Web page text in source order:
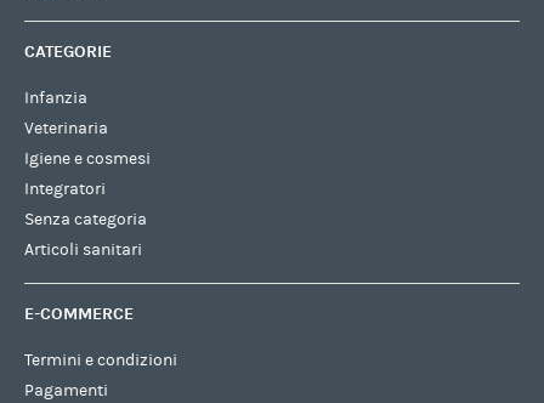
CATEGORIE
Infanzia
Veterinaria
Igiene e cosmesi
Integratori
Senza categoria
Articoli sanitari
E-COMMERCE
Termini e condizioni
Pagamenti